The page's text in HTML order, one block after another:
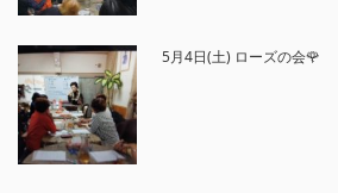
5月4日(土) ローズの会🌹